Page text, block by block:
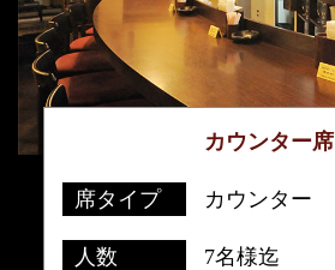
カウンター席
席タイプ カウンター
人数 7名様迄